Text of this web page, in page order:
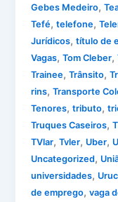
Gebes Medeiro,
Tefé,telefone,
Jurídicos,título de
Vagas,Tom Cleber,
Trainee,Trânsito,
rins,Transporte
Tenores,tributo,
Truques Caseiros,
TVlar,Tvler, Uber,
Uncategorized,
universidades,
de emprego,vaga